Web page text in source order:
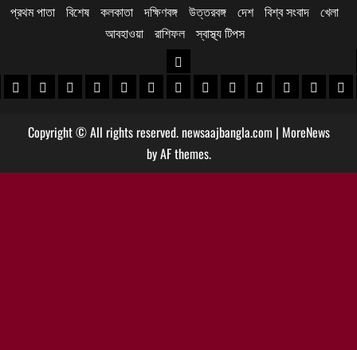
প্রথম পাতা বিশেষ কলকাতা দক্ষিণবঙ্গ উত্তরবঙ্গ দেশ বিশ্ব সংবাদ খেলা
আবহাওয়া
রাশিফল স্বাস্থ্য টিপস
খবর
খবর
পুরুলিয়া খবর
বাঁকুড়া খবরপশ্চিম বর্ধমান খবর
পূর্ব বর্ধমান খবর
বীরভূম খবরমুর্শিদাবাদ খবর
উত্তরবঙ্গ
কোচবিহার নিউজ
আলিপুরদুয়ার খবর
জলপাইগুড়ি খবর
শিলিগুড়ি খবর
উত্তরদক্ষিণ
Copyright © All rights reserved. newsaajbangla.com | MoreNews
by AF themes.